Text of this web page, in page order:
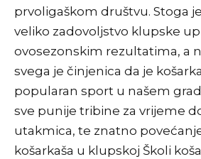
prvoligaškom društvu. Stoga
veliko zadovoljstvo klupske
ovosezonskim rezultatima, a
svega je činjenica da je
popularan sport u našem
sve punije tribine za vrijeme
utakmica, te znatno
košarkaša u klupskoj Školi